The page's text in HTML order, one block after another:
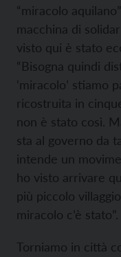
“miracolo
macchina di
visto qui è stato
“Bisogna quindi
‘miracolo’ stiamo
ricostruita in
non è stato così.
sta al governo da
intende un
ho visto arrivare
più piccolo
miracolo c’è stato”.
Torniamo in città